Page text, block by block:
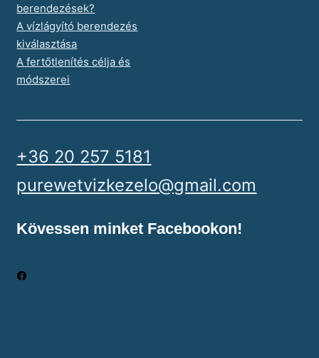
berendezések?
A vízlágyító berendezés
kiválasztása
A fertőtlenítés célja és
módszerei
+36 20 257 5181
purewetvizkezelo@gmail.com
Kövessen minket Facebookon!